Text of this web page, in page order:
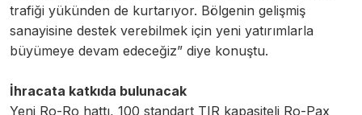
trafiği yükünden de kurtarıyor. Bölgenin gelişmiş
sanayisine destek verebilmek için yeni yatırımlarla
büyümeye devam edeceğiz” diye konuştu.
İhracata katkıda bulunacak
Yeni Ro-Ro hattı, 100 standart TIR kapasiteli Ro-Pax